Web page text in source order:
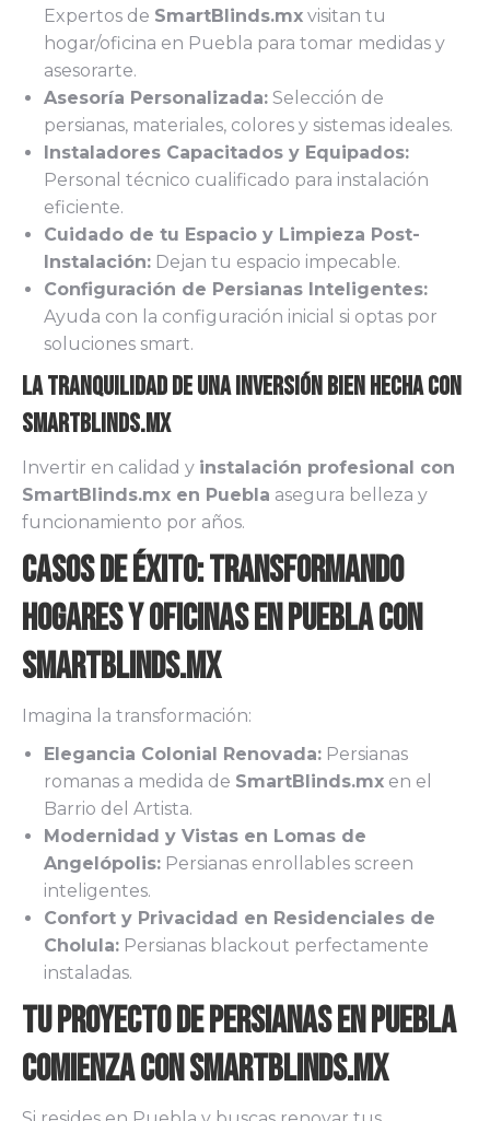
Expertos de SmartBlinds.mx visitan tu
hogar/oficina en Puebla para tomar medidas y
asesorarte.
Asesoría Personalizada: Selección de
persianas, materiales, colores y sistemas ideales.
Instaladores Capacitados y Equipados:
Personal técnico cualificado para instalación
eficiente.
Cuidado de tu Espacio y Limpieza Post-
Instalación: Dejan tu espacio impecable.
Configuración de Persianas Inteligentes:
Ayuda con la configuración inicial si optas por
soluciones smart.
La Tranquilidad de una Inversión Bien Hecha con
Smartblinds.mx
Invertir en calidad y instalación profesional con
SmartBlinds.mx en Puebla asegura belleza y
funcionamiento por años.
Casos de Éxito: Transformando
Hogares y Oficinas en Puebla con
Smartblinds.mx
Imagina la transformación:
Elegancia Colonial Renovada: Persianas
romanas a medida de SmartBlinds.mx en el
Barrio del Artista.
Modernidad y Vistas en Lomas de
Angelópolis: Persianas enrollables screen
inteligentes.
Confort y Privacidad en Residenciales de
Cholula: Persianas blackout perfectamente
instaladas.
Tu Proyecto de Persianas en Puebla
Comienza con Smartblinds.mx